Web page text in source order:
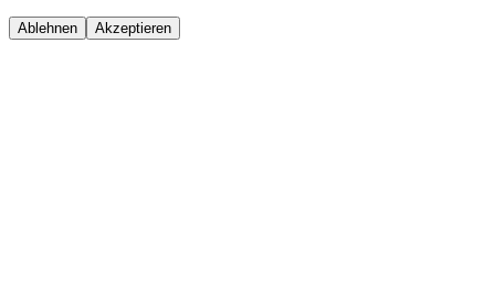
Ablehnen Akzeptieren